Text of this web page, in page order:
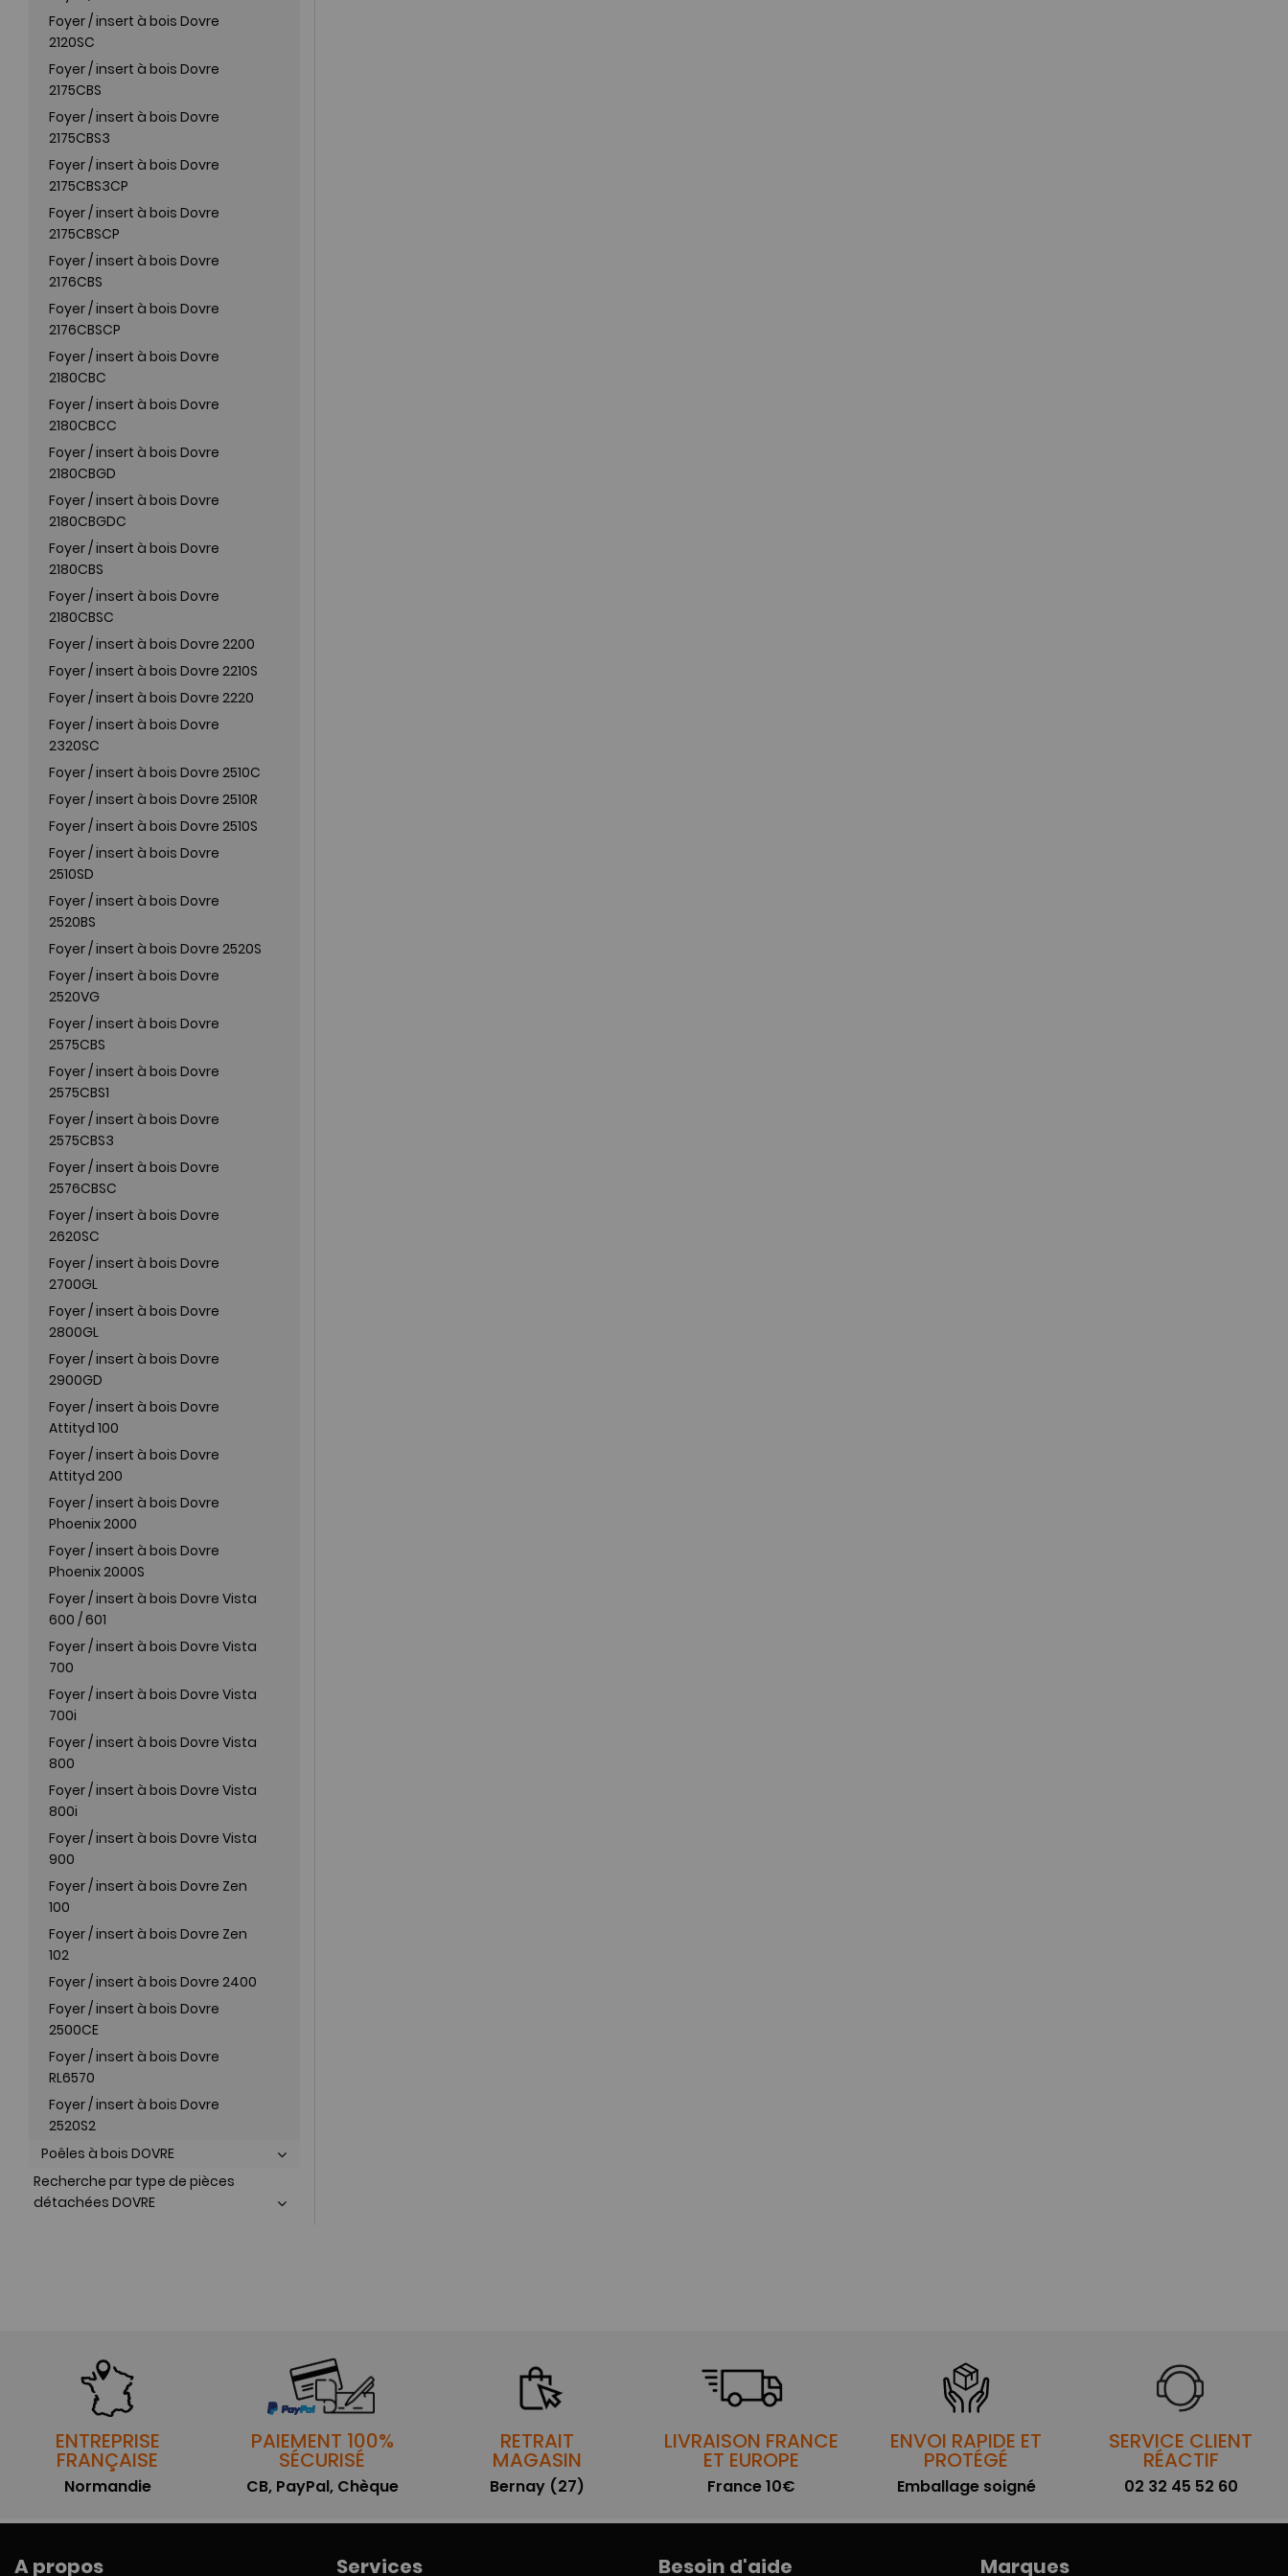
Foyer / insert à bois Dovre
2120SC
Foyer / insert à bois Dovre
2175CBS
Foyer / insert à bois Dovre
2175CBS3
Foyer / insert à bois Dovre
2175CBS3CP
Foyer / insert à bois Dovre
2175CBSCP
Foyer / insert à bois Dovre
2176CBS
Foyer / insert à bois Dovre
2176CBSCP
Foyer / insert à bois Dovre
2180CBC
Foyer / insert à bois Dovre
2180CBCC
Foyer / insert à bois Dovre
2180CBGD
Foyer / insert à bois Dovre
2180CBGDC
Foyer / insert à bois Dovre
2180CBS
Foyer / insert à bois Dovre
2180CBSC
Foyer / insert à bois Dovre 2200
Foyer / insert à bois Dovre 2210S
Foyer / insert à bois Dovre 2220
Foyer / insert à bois Dovre
2320SC
Foyer / insert à bois Dovre 2510C
Foyer / insert à bois Dovre 2510R
Foyer / insert à bois Dovre 2510S
Foyer / insert à bois Dovre
2510SD
Foyer / insert à bois Dovre
2520BS
Foyer / insert à bois Dovre 2520S
Foyer / insert à bois Dovre
2520VG
Foyer / insert à bois Dovre
2575CBS
Foyer / insert à bois Dovre
2575CBS1
Foyer / insert à bois Dovre
2575CBS3
Foyer / insert à bois Dovre
2576CBSC
Foyer / insert à bois Dovre
2620SC
Foyer / insert à bois Dovre
2700GL
Foyer / insert à bois Dovre
2800GL
Foyer / insert à bois Dovre
2900GD
Foyer / insert à bois Dovre
Attityd 100
Foyer / insert à bois Dovre
Attityd 200
Foyer / insert à bois Dovre
Phoenix 2000
Foyer / insert à bois Dovre
Phoenix 2000S
Foyer / insert à bois Dovre Vista
600 / 601
Foyer / insert à bois Dovre Vista
700
Foyer / insert à bois Dovre Vista
700i
Foyer / insert à bois Dovre Vista
800
Foyer / insert à bois Dovre Vista
800i
Foyer / insert à bois Dovre Vista
900
Foyer / insert à bois Dovre Zen
100
Foyer / insert à bois Dovre Zen
102
Foyer / insert à bois Dovre 2400
Foyer / insert à bois Dovre
2500CE
Foyer / insert à bois Dovre
RL6570
Foyer / insert à bois Dovre
2520S2
Poêles à bois DOVRE
Recherche par type de pièces
détachées DOVRE
ENTREPRISE
FRANÇAISE
Normandie
PAIEMENT 100%
SÉCURISÉ
CB, PayPal, Chèque
RETRAIT
MAGASIN
Bernay (27)
LIVRAISON FRANCE
ET EUROPE
France 10€
ENVOI RAPIDE ET
PROTÉGÉ
Emballage soigné
SERVICE CLIENT
RÉACTIF
02 32 45 52 60
A propos Services Besoin d'aide Marques